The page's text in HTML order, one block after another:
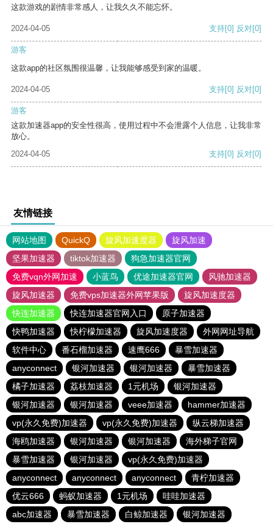
这款游戏的剧情非常感人，让我久久不能忘怀。
2024-04-05 支持[0] 反对[0]
游客
这款app的社区氛围很温馨，让我能够感受到家的温暖。
2024-04-05 支持[0] 反对[0]
游客
这款加速器app的安全性很高，使用过程中不会泄露个人信息，让我非常
放心。
2024-04-05
支持[0] 反对[0]
友情链接
网站地图 QuickQ 旋风加速度器
旋风加速
坚果加速器
tiktok加速器
狗急加速器官网
免费vqn外网加速
小蓝鸟 优途加速器官网
风驰加速器
旋风加速器
免费vps加速器外网苹果版
旋风加速度器
快连加速器
快连加速器官网入口
原子加速器
快鸭加速器
快柠檬加速器 旋风加速度器
外网网址导航
软件中心
番石榴加速器 速鹰666
暴雪加速器
anyconnect
银河加速器 银河加速器
暴雪加速器
橘子加速器
荔枝加速器 1元机场
银河加速器
银河加速器
银河加速器 veee加速器
hammer加速器
vp(永久免费)加速器
vp(永久免费)加速器
纵云梯加速器
海鸥加速器
银河加速器 银河加速器
海外梯子官网
暴雪加速器
银河加速器
vp(永久免费)加速器
anyconnect
anyconnect anyconnect
青柠加速器
优云666
蚂蚁加速器 1元机场
哇哇加速器
abc加速器
暴雪加速器 白鲸加速器 银河加速器